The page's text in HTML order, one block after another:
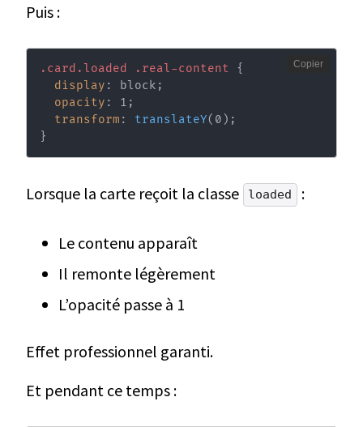
Puis :
.card.loaded .real-content
{
display : block ;
opacity : 1 ;
transform : translateY( 0 ) ;
}
Copier
Lorsque la carte reçoit la classe loaded :
Le contenu apparaît
Il remonte légèrement
L’opacité passe à 1
Effet professionnel garanti.
Et pendant ce temps :